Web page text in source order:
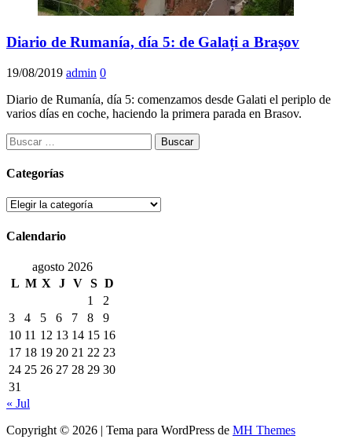
Diario de Rumanía, día 5: de Galați a Brașov
19/08/2019 admin 0
Diario de Rumanía, día 5: comenzamos desde Galati el periplo de
varios días en coche, haciendo la primera parada en Brasov.
Buscar:
Categorías
Categorías
Calendario
agosto 2026
L M X J V S D
1
2
3
4 5 6 7 8
9
10 11 12 13 14 15 16
17 18 19 20 21 22 23
24 25 26 27 28 29 30
31
« Jul
Copyright © 2026 | Tema para WordPress de MH Themes